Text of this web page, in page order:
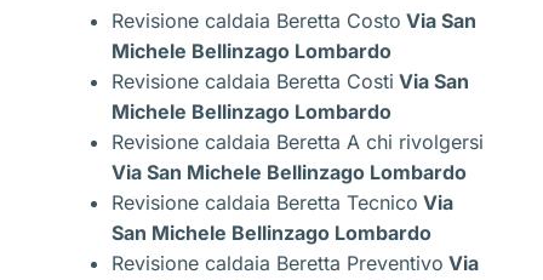
Revisione caldaia Beretta Costo Via San
Michele Bellinzago Lombardo
Revisione caldaia Beretta Costi Via San
Michele Bellinzago Lombardo
Revisione caldaia Beretta A chi rivolgersi
Via San Michele Bellinzago Lombardo
Revisione caldaia Beretta Tecnico Via
San Michele Bellinzago Lombardo
Revisione caldaia Beretta Preventivo Via